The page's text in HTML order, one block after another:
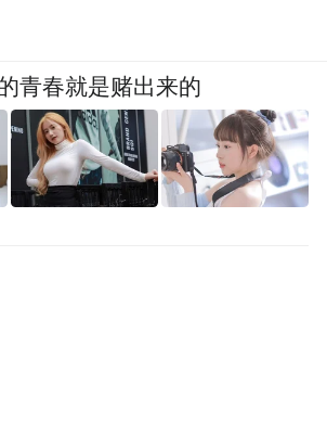
品内容(包括在内的视频、图片或音
自媒体平台“大风号”用户上传并发
信息存储空间服务。
above (including the videos,
if any) is uploaded and posted
Hao, which is a social media
青春就是赌出来的